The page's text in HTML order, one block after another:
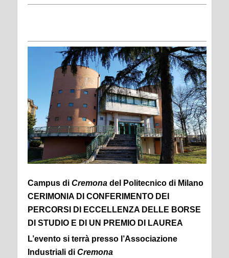
Campus di Cremona del Politecnico di Milano
CERIMONIA DI CONFERIMENTO DEI
PERCORSI DI ECCELLENZA DELLE BORSE
DI STUDIO E DI UN PREMIO DI LAUREA
L’evento si terrà presso l’Associazione
Industriali di Cremona